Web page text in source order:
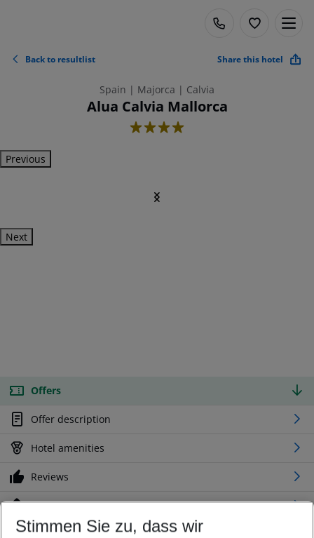
Back to resultlist Share this hotel
Spain | Majorca | Calvia
Alua Calvia Mallorca
4
Previous
Next
Offers
Offer description
Hotel amenities
Reviews
Location
Stimmen Sie zu, dass wir